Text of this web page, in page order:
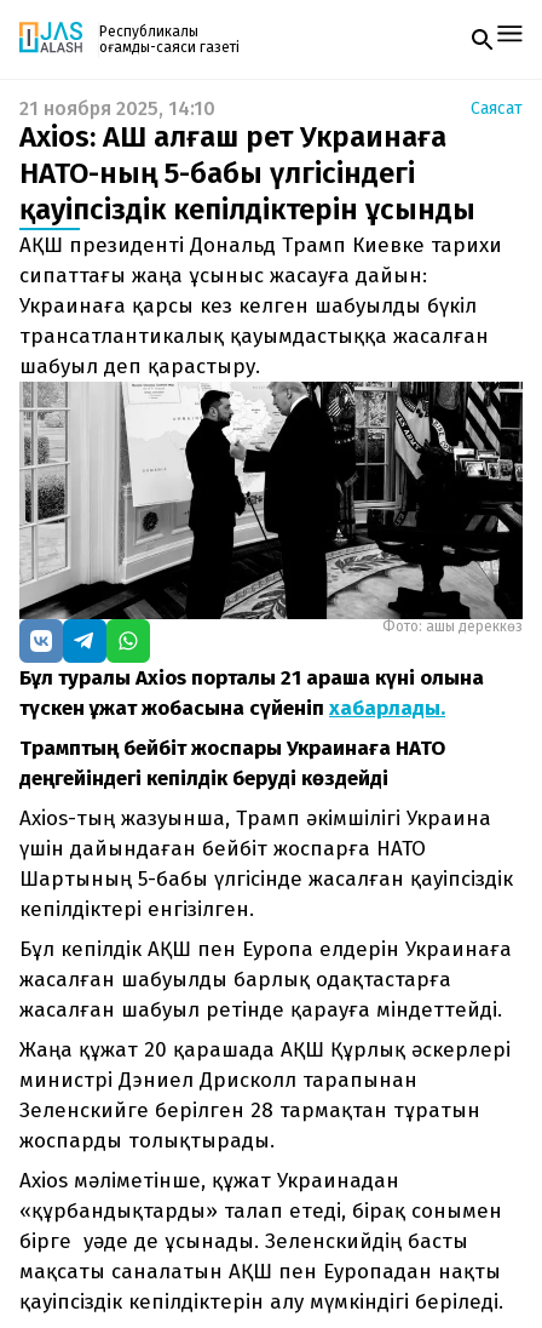
Республикалық
қоғамдық-саяси газеті
Жаңалықтар
Спорт
Live
Руханият
Аймақ
Архив
Заң және тәртіп
Редакциямен байланыс
+7 708 604 51 06
Жарнама бөлімі
+7 701 220 64 52
Пошта
zhasalash100@gmail.com
Газетке жазылу
PDF форматтағы газетті ай сайын электронды
поштаңызға алып отырыңыз. Жаңа нөмір
шыққан сәтте сізге бірден жіберіледі. Тек email
енгізіңіз, біз қалғанын өзіміз жібереміз.
21 ноября 2025, 14:10 Саясат
Axios: АҚШ алғаш рет Украинаға
НАТО-ның 5-бабы үлгісіндегі
қауіпсіздік кепілдіктерін ұсынды
АҚШ президенті Дональд Трамп Киевке тарихи
сипаттағы жаңа ұсыныс жасауға дайын:
Украинаға қарсы кез келген шабуылды бүкіл
трансатлантикалық қауымдастыққа жасалған
шабуыл деп қарастыру.
Фото: ашық дереккөз
Бұл туралы Axios порталы 21 қараша күні қолына
түскен құжат жобасына сүйеніп хабарлады.
Трамптың бейбіт жоспары Украинаға НАТО
деңгейіндегі кепілдік беруді көздейді
Axios-тың жазуынша, Трамп әкімшілігі Украина
үшін дайындаған бейбіт жоспарға НАТО
Шартының 5-бабы үлгісінде жасалған қауіпсіздік
кепілдіктері енгізілген.
Бұл кепілдік АҚШ пен Еуропа елдерін Украинаға
жасалған шабуылды барлық одақтастарға
жасалған шабуыл ретінде қарауға міндеттейді.
Жаңа құжат 20 қарашада АҚШ Құрлық әскерлері
министрі Дэниел Дрисколл тарапынан
Зеленскийге берілген 28 тармақтан тұратын
жоспарды толықтырады.
Axios мәліметінше, құжат Украинадан
«құрбандықтарды» талап етеді, бірақ сонымен
бірге уәде де ұсынады. Зеленскийдің басты
мақсаты саналатын АҚШ пен Еуропадан нақты
қауіпсіздік кепілдіктерін алу мүмкіндігі беріледі.